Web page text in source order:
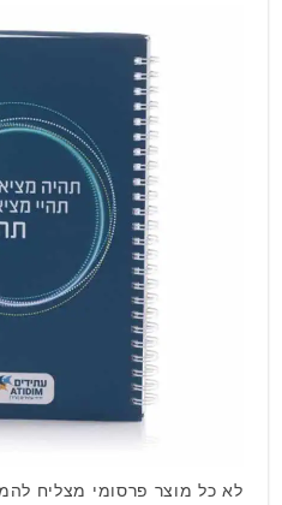
לא כל מוצר פרסומי מצליח